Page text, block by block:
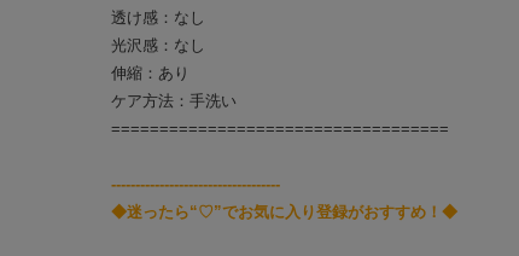
透け感：なし
光沢感：なし
伸縮：あり
ケア方法：手洗い
===================================
-----------------------------------
◆迷ったら“♡”でお気に入り登録がおすすめ！◆